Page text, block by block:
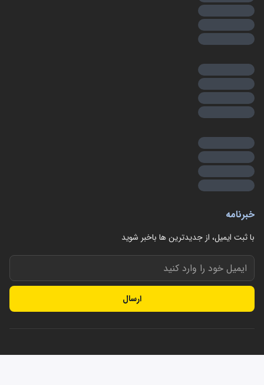
خبرنامه
با ثبت ایمیل، از جدید‌ترین ها با‌خبر شوید
ارسال